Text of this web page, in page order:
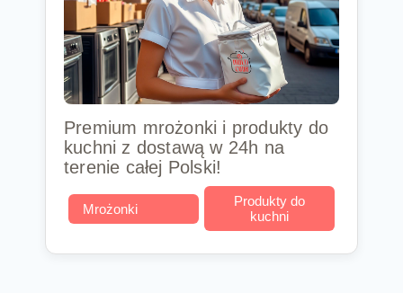
Premium mrożonki i produkty do
kuchni z dostawą w 24h na
terenie całej Polski!
Mrożonki
Produkty do
kuchni